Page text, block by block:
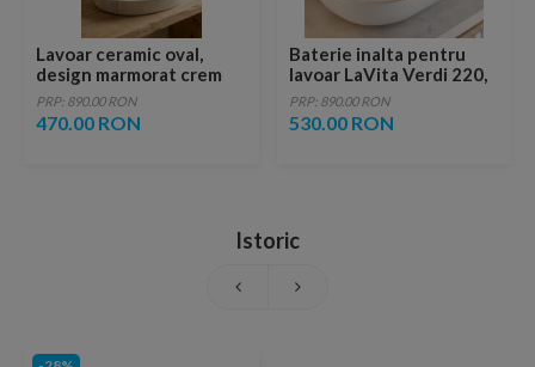
Lavoar ceramic oval,
design marmorat crem
lucios cu vene aurii,
ventil inclus
PRP: 890.00 RON
470.00 RON
Baterie inalta pentru
lavoar LaVita Verdi 220,
fara ventil, brushed
copper
PRP: 890.00 RON
530.00 RON
Istoric